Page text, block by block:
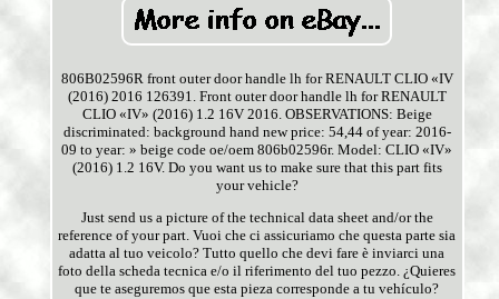
806B02596R front outer door handle lh for RENAULT CLIO «IV
(2016) 2016 126391. Front outer door handle lh for RENAULT
CLIO «IV» (2016) 1.2 16V 2016. OBSERVATIONS: Beige
discriminated: background hand new price: 54,44 of year: 2016-
09 to year: » beige code oe/oem 806b02596r. Model: CLIO «IV»
(2016) 1.2 16V. Do you want us to make sure that this part fits
your vehicle?
Just send us a picture of the technical data sheet and/or the
reference of your part. Vuoi che ci assicuriamo che questa parte sia
adatta al tuo veicolo? Tutto quello che devi fare è inviarci una
foto della scheda tecnica e/o il riferimento del tuo pezzo. ¿Quieres
que te aseguremos que esta pieza corresponde a tu vehículo?